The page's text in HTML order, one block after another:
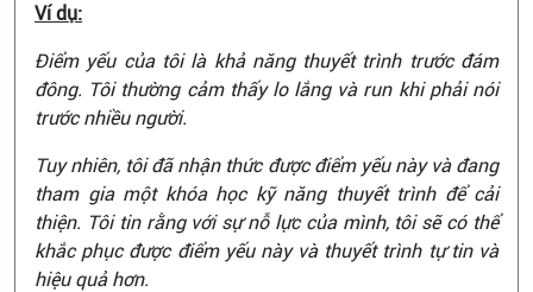
Ví dụ:
Điểm yếu của tôi là khả năng thuyết trình trước đám
đông. Tôi thường cảm thấy lo lắng và run khi phải nói
trước nhiều người.
Tuy nhiên, tôi đã nhận thức được điểm yếu này và đang
tham gia một khóa học kỹ năng thuyết trình để cải
thiện. Tôi tin rằng với sự nỗ lực của mình, tôi sẽ có thể
khắc phục được điểm yếu này và thuyết trình tự tin và
hiệu quả hơn.